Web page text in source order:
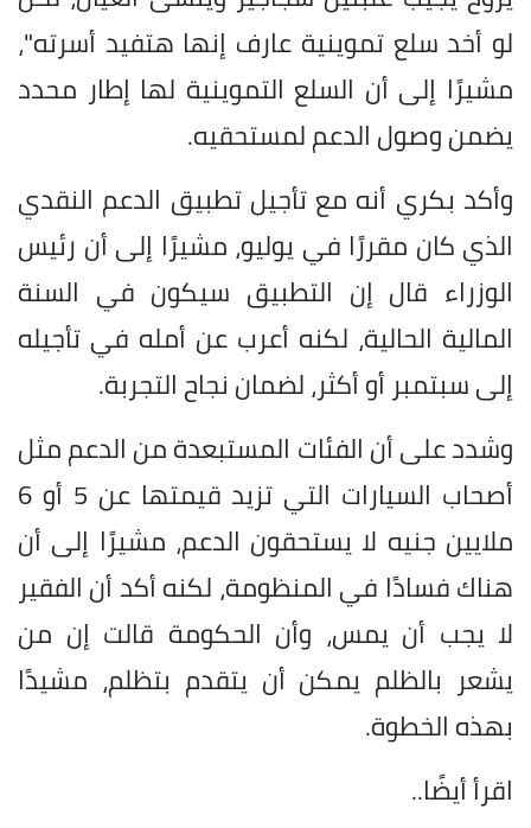
لو أخد سلع تموينية عارف إنها هتفيد أسرته"،
مشيرًا إلى أن السلع التموينية لها إطار محدد
يضمن وصول الدعم لمستحقيه.
وأكد بكري أنه مع تأجيل تطبيق الدعم النقدي
الذي كان مقررًا في يوليو، مشيرًا إلى أن رئيس
الوزراء قال إن التطبيق سيكون في السنة
المالية الحالية، لكنه أعرب عن أمله في تأجيله
إلى سبتمبر أو أكثر، لضمان نجاح التجربة.
وشدد على أن الفئات المستبعدة من الدعم مثل
أصحاب السيارات التي تزيد قيمتها عن 5 أو 6
ملايين جنيه لا يستحقون الدعم، مشيرًا إلى أن
هناك فسادًا في المنظومة، لكنه أكد أن الفقير
لا يجب أن يمس، وأن الحكومة قالت إن من
يشعر بالظلم يمكن أن يتقدم بتظلم، مشيدًا
بهذه الخطوة.
اقرأ أيضًا..